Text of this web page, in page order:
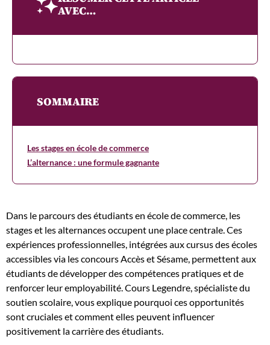
Dans le parcours des étudiants en école de commerce, les
stages et les alternances occupent une place centrale. Ces
expériences professionnelles, intégrées aux cursus des écoles
accessibles via les concours Accès et Sésame, permettent aux
étudiants de développer des compétences pratiques et de
renforcer leur employabilité. Cours Legendre, spécialiste du
soutien scolaire, vous explique pourquoi ces opportunités
sont cruciales et comment elles peuvent influencer
positivement la carrière des étudiants.
AVEC…
SOMMAIRE
Les stages en école de commerce
L’alternance : une formule gagnante